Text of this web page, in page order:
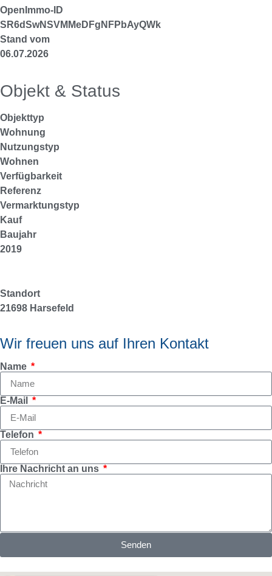
OpenImmo-ID
SR6dSwNSVMMeDFgNFPbAyQWk
Stand vom
06.07.2026
Objekt & Status
Objekttyp
Wohnung
Nutzungstyp
Wohnen
Verfügbarkeit
Referenz
Vermarktungstyp
Kauf
Baujahr
2019
Standort
21698 Harsefeld
Wir freuen uns auf Ihren Kontakt
Name
E-Mail
Telefon
Ihre Nachricht an uns
Senden